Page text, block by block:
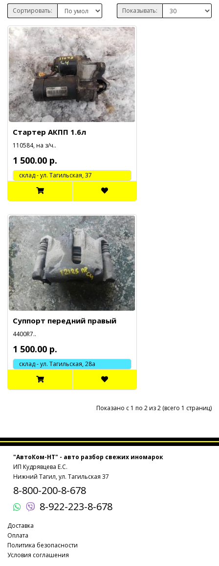
Сортировать: Показывать:
Стартер АКПП 1.6л
110584, на з/ч..
1 500.00 р.
cклад - ул. Тагильская, 37
Суппорт передний правый
4400R7..
1 500.00 р.
склад - ул. Тагильская, 28а
Показано с 1 по 2 из 2 (всего 1 страниц)
"АвтоКом-НТ" - авто разбор свежих иномарок
ИП Кудрявцева Е.С.
Нижний Тагил, ул. Тагильская 37
8-800-200-8-678
8-922-223-8-678
Доставка
Оплата
Политика безопасности
Условия соглашения